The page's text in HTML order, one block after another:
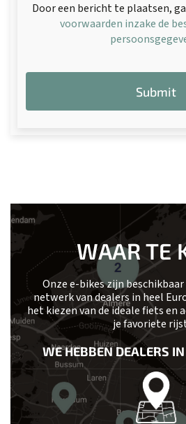
Door een bericht te plaatsen,
voorwaarden inzake de
Submit
WAAR TE
Onze e-bikes zijn
netwerk van dealers in heel
het kiezen van de ideale fiets en
je favoriete
WE HEBBEN DEALERS